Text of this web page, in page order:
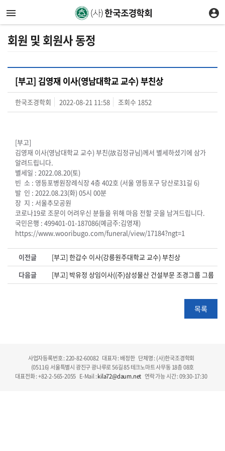
회원 및 회원사 동정
[부고] 김영재 이사(영남대학교 교수) 부친상
한국조경학회 2022-08-21 11:58 조회수 1852
[부고]
김영재 이사(영남대학교 교수) 부친(故김정규님)께서 별세하셨기에 삼가
알려드립니다.
별세일 : 2022.08.20(토)
빈 소 : 영등포병원장례식장 4층 402호 (서울 영등포구 당산로31길 6)
발 인 : 2022.08.23(화) 05시 00분
장 지 : 서울추모공원
코로나19로 조문이 어려우신 분들을 위해 마음 전할 곳을 남겨드립니다.
국민은행 : 499401-01-187086(예금주:김영재)
https://www.wooribugo.com/funeral/view/17184?ngt=1
이전글
[부고] 한갑수 이사(강릉원주대학교 교수) 부친상
다음글
[부고] 박유정 상임이사((주)삼성물산 건설부문 조경그룹 그룹장)
목록
사업자등록번호 : 220-82-60082 대표자 : 배정한 단체명 : (사)한국조경학회
(05116) 서울특별시 광진구 광나루로 56길 85 테크노마트 사무동 18층 08호
대표전화 : +82-2-565-2055 E-Mail :kila72@daum.net 연락 가능 시간 : 09:30-17:30